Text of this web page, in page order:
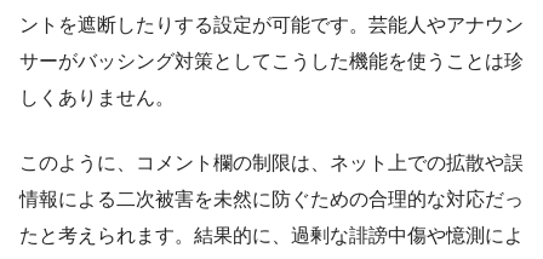
ントを遮断したりする設定が可能です。芸能人やアナウン
サーがバッシング対策としてこうした機能を使うことは珍
しくありません。
このように、コメント欄の制限は、ネット上での拡散や誤
情報による二次被害を未然に防ぐための合理的な対応だっ
たと考えられます。結果的に、過剰な誹謗中傷や憶測によ